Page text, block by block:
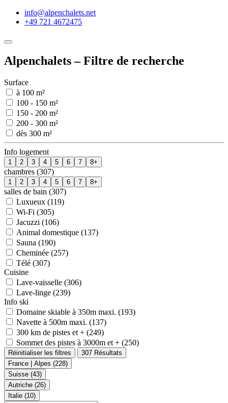
info@alpenchalets.net
+49 721 4672475
Alpenchalets – Filtre de recherche
Surface
à 100 m²
100 - 150 m²
150 - 200 m²
200 - 300 m²
dès 300 m²
Info logement
1 2 3 4 5 6 7 8+
chambres (307)
1 2 3 4 5 6 7 8+
salles de bain (307)
Luxueux (119)
Wi-Fi (305)
Jacuzzi (106)
Animal domestique (137)
Sauna (190)
Cheminée (257)
Télé (307)
Cuisine
Lave-vaisselle (306)
Lave-linge (239)
Info ski
Domaine skiable à 350m maxi. (193)
Navette à 500m maxi. (137)
300 km de pistes et + (249)
Sommet des pistes à 3000m et + (250)
Réinitialiser les filtres
307 Résultats
France | Alpes (228)
Suisse (43)
Autriche (26)
Italie (10)